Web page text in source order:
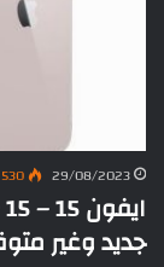
29/08/2023
530
جديد وغير